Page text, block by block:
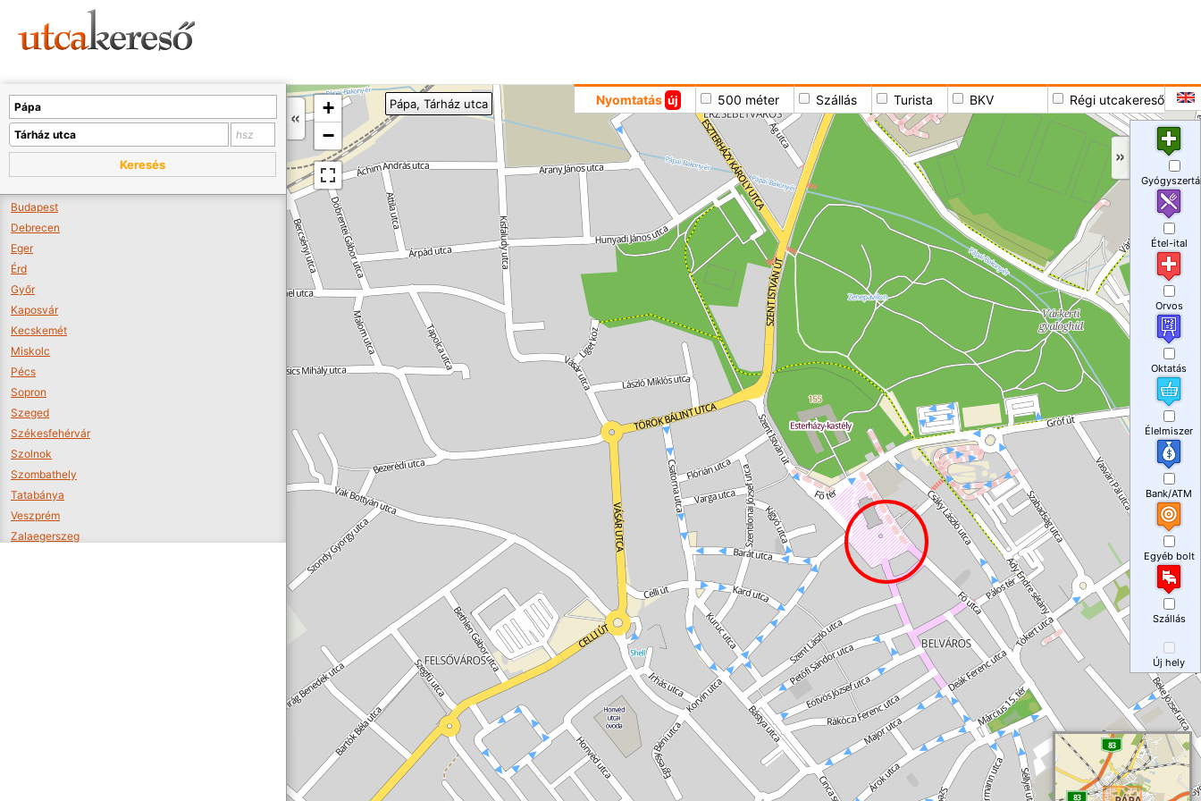
+
−
Nyomtatás új 500 méter Szállás Turista BKV Régi utcakereső
Pápa, Tárház utca
Keresés
Budapest
Debrecen
Eger
Érd
Győr
Kaposvár
Kecskemét
Miskolc
Pécs
Sopron
Szeged
Székesfehérvár
Szolnok
Szombathely
Tatabánya
Veszprém
Zalaegerszeg
Étel-ital
Orvos
Oktatás
Élelmiszer
Bank/ATM
Egyéb bolt
Szállás
Új hely
A térképet kicsinyíteni kell, hogy látszódjanak a boltok.
Boltok látszódjanak >>